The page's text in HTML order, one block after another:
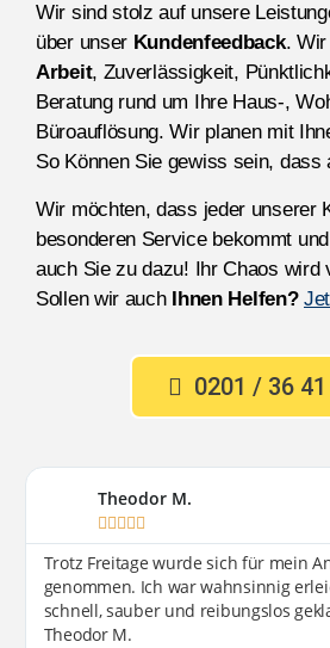
Wir sind stolz auf unsere
über unser Kundenfeedback.
Arbeit, Zuverlässigkeit,
Beratung rund um Ihre Haus-,
Büroauflösung. Wir planen mit
So Können Sie gewiss sein,
Wir möchten, dass jeder unserer
besonderen Service bekommt
auch Sie zu dazu! Ihr Chaos wird
Sollen wir auch Ihnen Helfen?
0201 / 36
Theodor M.
    
Trotz Freitage wurde sich für mein
genommen. Ich war wahnsinnig
schnell, sauber und reibungslos
Theodor M.